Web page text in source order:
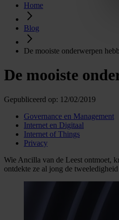
Home
Blog
De mooiste onderwerpen
De mooiste
Gepubliceerd op: 12/02/2019
Governance en Management
Internet en Digitaal
Internet of Things
Privacy
Wie Ancilla van de Leest ontmoet,
ontdekte ze al jong de